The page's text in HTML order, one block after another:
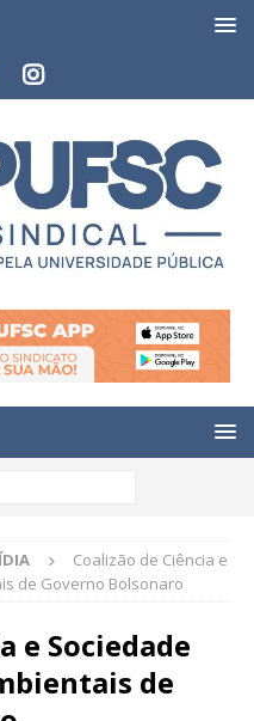
Coalizão de Ciência e
de Governo Bolsonaro
e Sociedade
de